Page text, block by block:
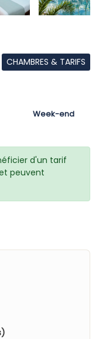
CHAMBRES & TARIFS
Week-end
d'un tarif
peuvent